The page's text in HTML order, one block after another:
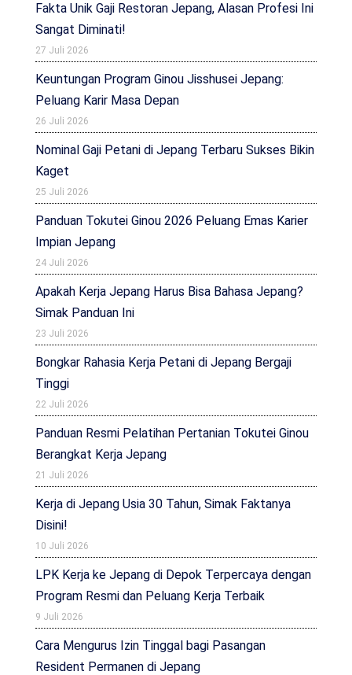
Fakta Unik Gaji Restoran Jepang, Alasan Profesi Ini
Sangat Diminati!
27 Juli 2026
Keuntungan Program Ginou Jisshusei Jepang:
Peluang Karir Masa Depan
26 Juli 2026
Nominal Gaji Petani di Jepang Terbaru Sukses Bikin
Kaget
25 Juli 2026
Panduan Tokutei Ginou 2026 Peluang Emas Karier
Impian Jepang
24 Juli 2026
Apakah Kerja Jepang Harus Bisa Bahasa Jepang?
Simak Panduan Ini
23 Juli 2026
Bongkar Rahasia Kerja Petani di Jepang Bergaji
Tinggi
22 Juli 2026
Panduan Resmi Pelatihan Pertanian Tokutei Ginou
Berangkat Kerja Jepang
21 Juli 2026
Kerja di Jepang Usia 30 Tahun, Simak Faktanya
Disini!
10 Juli 2026
LPK Kerja ke Jepang di Depok Terpercaya dengan
Program Resmi dan Peluang Kerja Terbaik
9 Juli 2026
Cara Mengurus Izin Tinggal bagi Pasangan
Resident Permanen di Jepang